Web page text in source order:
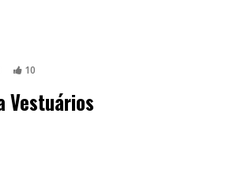
10
Vestuários